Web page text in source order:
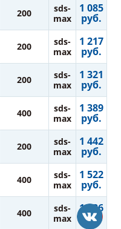
200
sds-
max
1 085
руб.
200
sds-
max
1 217
руб.
200
sds-
max
1 321
руб.
400
sds-
max
1 389
руб.
200
sds-
max
1 442
руб.
400
sds-
max
1 522
руб.
400
sds-
max
1 586
руб.